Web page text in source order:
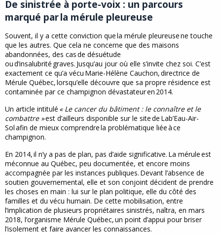
De sinistrée à porte-voix : un parcours
marqué par la mérule pleureuse
Souvent, il y a cette conviction que la mérule pleureuse ne touche
que les autres. Que cela ne concerne que des maisons
abandonnées, des cas de désuétude
ou d’insalubrité graves. Jusqu’au jour où elle s’invite chez soi. C’est
exactement ce qu’a vécu Marie-Hélène Cauchon, directrice de
Mérule Québec, lorsqu’elle découvre que sa propre résidence est
contaminée par ce champignon dévastateur en 2014.
Un article intitulé « Le cancer du bâtiment : le connaître et le
combattre »est d’ailleurs disponible sur le site de Lab’Eau-Air-
Sol afin de mieux comprendre la problématique liée à ce
champignon.
En 2014, il n’y a pas de plan, pas d’aide significative. La mérule est
méconnue au Québec, peu documentée, et encore moins
accompagnée par les instances publiques. Devant l’absence de
soutien gouvernemental, elle et son conjoint décident de prendre
les choses en main : lui sur le plan politique, elle du côté des
familles et du vécu humain. De cette mobilisation, entre
l’implication de plusieurs propriétaires sinistrés, naîtra, en mars
2018, l’organisme Mérule Québec, un point d’appui pour briser
l’isolement et faire avancer les connaissances.